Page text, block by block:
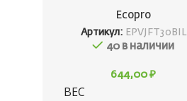
Ecopro
Артикул: EPVJFT30BIL
40 в наличии
644,00₽
ВЕС